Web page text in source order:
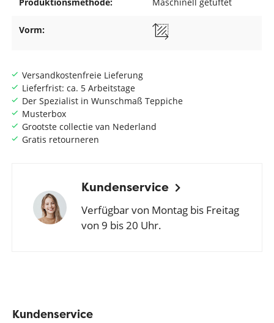
Versandkostenfreie Lieferung
Lieferfrist: ca. 5 Arbeitstage
Der Spezialist in Wunschmaß Teppiche
Musterbox
Grootste collectie van Nederland
Gratis retourneren
Kundenservice
Verfügbar von Montag bis Freitag
von 9 bis 20 Uhr.
Vorm:
Kundenservice